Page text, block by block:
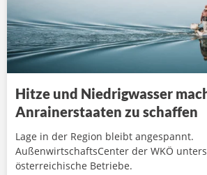
Hitze und Niedrigwasser
Anrainerstaaten zu schaffen
Lage in der Region bleibt angespannt.
AußenwirtschaftsCenter der WKÖ
österreichische Betriebe.